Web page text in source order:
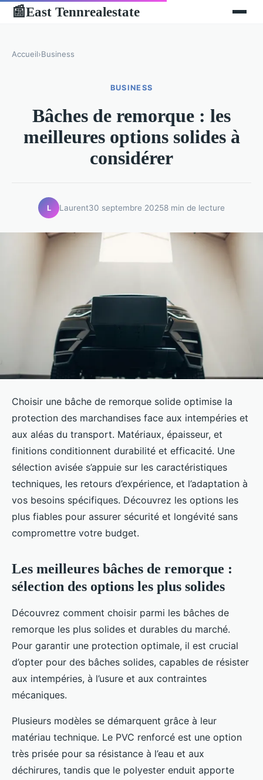
📰East Tennrealestate
Accueil›Business
BUSINESS
Bâches de remorque : les
meilleures options solides à
considérer
L Laurent30 septembre 20258 min de lecture
Choisir une bâche de remorque solide optimise la
protection des marchandises face aux intempéries et
aux aléas du transport. Matériaux, épaisseur, et
finitions conditionnent durabilité et efficacité. Une
sélection avisée s’appuie sur les caractéristiques
techniques, les retours d’expérience, et l’adaptation à
vos besoins spécifiques. Découvrez les options les
plus fiables pour assurer sécurité et longévité sans
compromettre votre budget.
Les meilleures bâches de remorque :
sélection des options les plus solides
Découvrez comment choisir parmi les bâches de
remorque les plus solides et durables du marché.
Pour garantir une protection optimale, il est crucial
d’opter pour des bâches solides, capables de résister
aux intempéries, à l’usure et aux contraintes
mécaniques.
Plusieurs modèles se démarquent grâce à leur
matériau technique. Le PVC renforcé est une option
très prisée pour sa résistance à l’eau et aux
déchirures, tandis que le polyester enduit apporte